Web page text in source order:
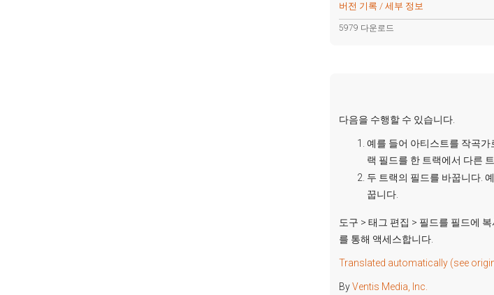
버전 기록 / 세부 정보
5979 다운로드
다음을 수행할 수 있습니다.
예를 들어 아티스트를 작곡
랙 필드를 한 트랙에서 다른
두 트랙의 필드를 바꿉니다.
꿉니다.
도구 > 태그 편집 > 필드를 필드에
를 통해 액세스합니다.
Translated automatically (see
ByVentis Media, Inc.